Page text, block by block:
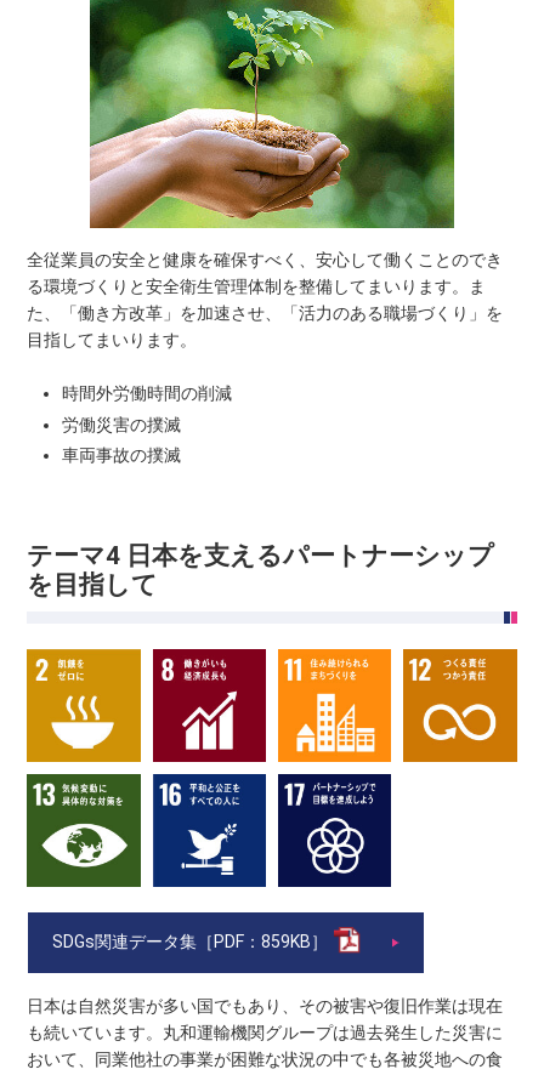
全従業員の安全と健康を確保すべく、安心して働くことのでき
る環境づくりと安全衛生管理体制を整備してまいります。ま
た、「働き方改革」を加速させ、「活力のある職場づくり」を
目指してまいります。
時間外労働時間の削減
労働災害の撲滅
車両事故の撲滅
テーマ4 日本を支えるパートナーシップ
を目指して
SDGs関連データ集［PDF：859KB］
日本は自然災害が多い国でもあり、その被害や復旧作業は現在
も続いています。丸和運輸機関グループは過去発生した災害に
おいて、同業他社の事業が困難な状況の中でも各被災地への食